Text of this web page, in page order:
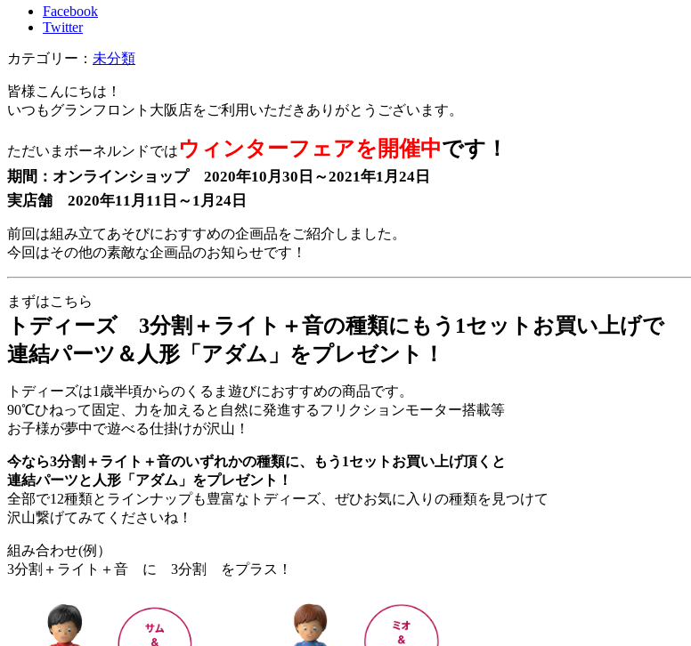
Facebook
Twitter
カテゴリー： 未分類
皆様こんにちは！
いつもグランフロント大阪店をご利用いただきありがとうございます。
ただいまボーネルンドではウィンターフェアを開催中です！
期間：オンラインショップ 2020年10月30日～2021年1月24日
実店舗 2020年11月11日～1月24日
前回は組み立てあそびにおすすめの企画品をご紹介しました。
今回はその他の素敵な企画品のお知らせです！
まずはこちら
トディーズ 3分割＋ライト＋音の種類にもう1セットお買い上げで
連結パーツ＆人形「アダム」をプレゼント！
トディーズは1歳半頃からのくるま遊びにおすすめの商品です。
90℃ひねって固定、力を加えると自然に発進するフリクションモーター搭載等
お子様が夢中で遊べる仕掛けが沢山！
今なら3分割＋ライト＋音のいずれかの種類に、もう1セットお買い上げ頂くと
連結パーツと人形「アダム」をプレゼント！
全部で12種類とラインナップも豊富なトディーズ、ぜひお気に入りの種類を見つけて
沢山繋げてみてくださいね！
組み合わせ(例）
3分割＋ライト＋音 に 3分割 をプラス！